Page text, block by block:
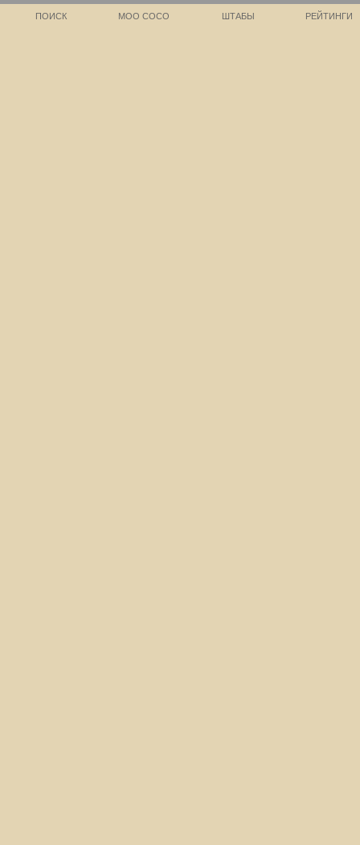
ПОИСК МОО СОСО ШТАБЫ РЕЙТИНГИ